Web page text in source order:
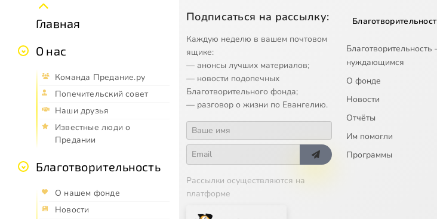
Главная
О нас
Команда Предание.ру
Попечительский совет
Наши друзья
Известные люди о
Предании
Благотворительность
О нашем фонде
Новости
Подписаться на рассылку:
Каждую неделю в вашем почтовом
ящике:
— анонсы лучших материалов;
— новости подопечных
Благотворительного фонда;
— разговор о жизни по Евангелию.
Рассылки осуществляются на
платформе
нуждающимся
О фонде
Новости
Отчёты
Им помогли
Программы